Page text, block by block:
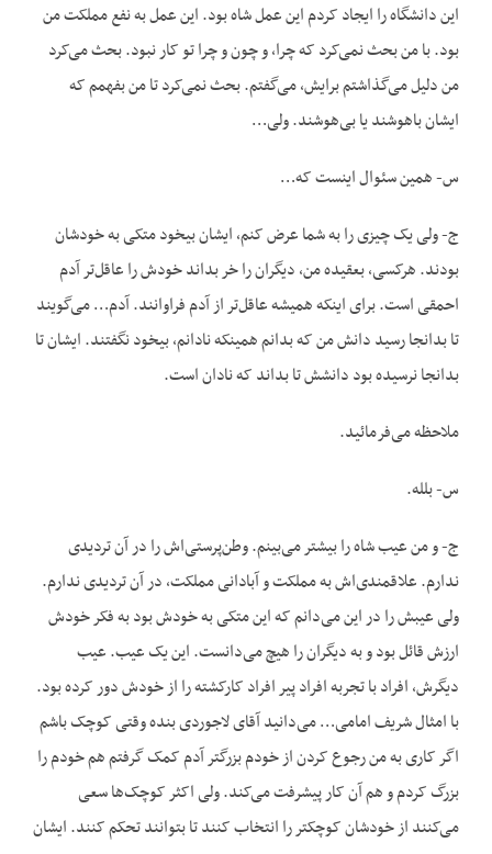
این دانشگاه را ایجاد کردم این عمل شاه بود. این عمل به نفع مملکت من
بود. با من بحث نمی‌کرد که چرا، و چون و چرا تو کار نبود. بحث می‌کرد
من دلیل می‌گذاشتم برایش، می‌گفتم. بحث نمی‌کرد تا من بفهمم که
ایشان باهوشند یا بی‌هوشند. ولی…
س- همین سئوال اینست که…
ج- ولی یک چیزی را به شما عرض کنم، ایشان بیخود متکی به خودشان
بودند. هرکسی، بعقیده من، دیگران را خر بداند خودش را عاقل‌تر آدم
احمقی است. برای اینکه همیشه عاقل‌تر از آدم فراوانند. آدم… می‌گویند
تا بدانجا رسید دانش من که بدانم همینکه نادانم، بیخود نگفتند. ایشان تا
بدانجا نرسیده بود دانشش تا بداند که نادان است.
ملاحظه می‌فرمائید.
س- بلله.
ج- و من عیب شاه را بیشتر می‌بینم. وطن‌پرستی‌اش را در آن تردیدی
ندارم. علاقمندی‌اش به مملکت و آبادانی مملکت، در آن تردیدی ندارم.
ولی عیبش را در این می‌دانم که این متکی به خودش بود به فکر خودش
ارزش قائل بود و به دیگران را هیچ می‌دانست. این یک عیب. عیب
دیگرش، افراد با تجربه افراد پیر افراد کارکشته را از خودش دور کرده بود.
با امثال شریف امامی… می‌دانید آقای لاجوردی بنده وقتی کوچک باشم
اگر کاری به من رجوع کردن از خودم بزرگتر آدم کمک گرفتم هم خودم را
بزرگ کردم و هم آن کار پیشرفت می‌کند. ولی اکثر کوچک‌ها سعی
می‌کنند از خودشان کوچکتر را انتخاب کنند تا بتوانند تحکم کنند. ایشان